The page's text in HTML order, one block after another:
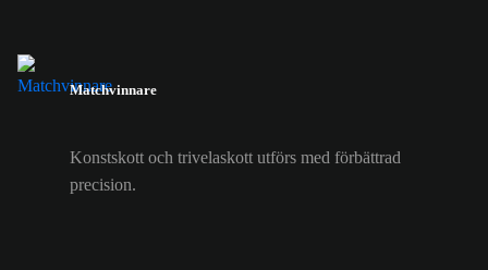
Matchvinnare
Konstskott och trivelaskott utförs med förbättrad
precision.